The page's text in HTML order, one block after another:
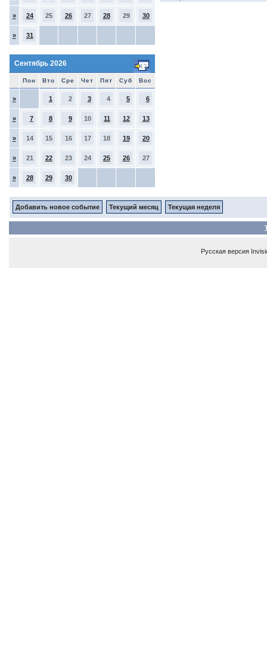
» 24 25 26 27 28 29 30
» 31
Сентябрь 2026
Пон Вто Сре Чет Пят Суб Вос
» 1 2 3 4 5 6
» 7 8 9 10 11 12 13
» 14 15 16 17 18 19 20
» 21 22 23 24 25 26 27
» 28 29 30
Добавить новое событие Текущий месяц Текущая неделя
Русская версия